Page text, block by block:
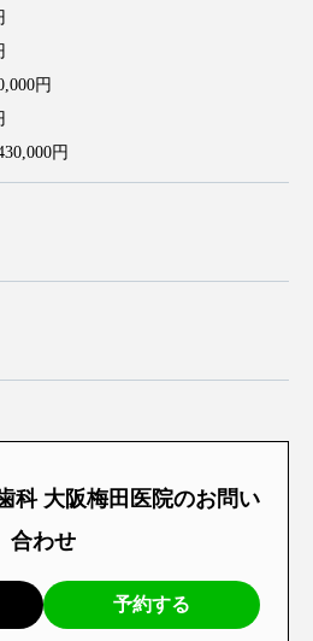
円
円
科 大阪梅田医院のお問い
合わせ
予約する